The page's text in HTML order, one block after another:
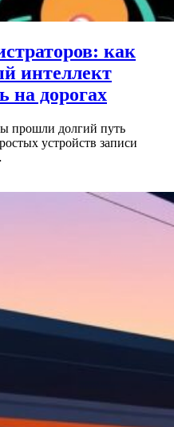
как
интеллект
на дорогах
прошли долгий путь
устройств записи